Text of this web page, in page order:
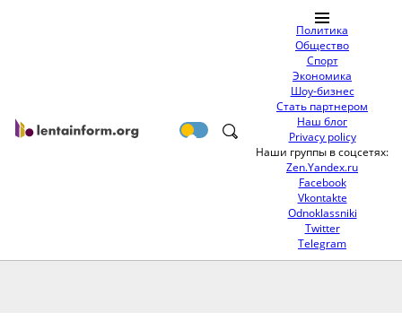
Политика
Общество
Спорт
Экономика
Шоу-бизнес
Стать партнером
Наш блог
Privacy policy
Наши группы в соцсетях:
Zen.Yandex.ru
Facebook
Vkontakte
Odnoklassniki
Twitter
Telegram